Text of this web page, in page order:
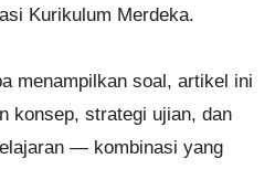
Kurikulum Merdeka.
menampilkan soal, artikel ini
konsep, strategi ujian, dan
— kombinasi yang